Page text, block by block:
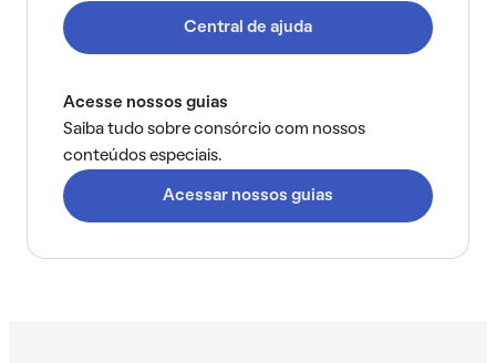
Central de ajuda
Acesse nossos guias
Saiba tudo sobre consórcio com nossos
conteúdos especiais.
Acessar nossos guias